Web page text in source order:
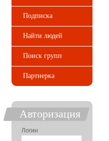
Подписка
Найти людей
Поиск групп
Партнерка
Авторизация
Логин